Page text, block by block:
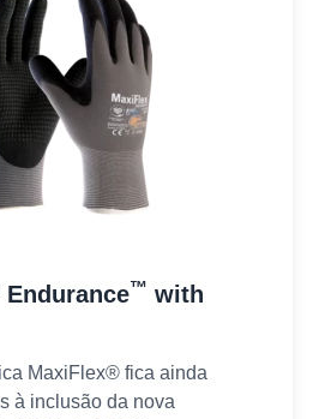
Endurance™ with
MaxiFlex® fica ainda
à inclusão da nova